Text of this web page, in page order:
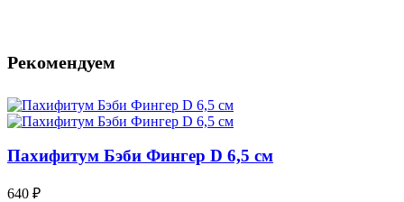
Рекомендуем
Пахифитум Бэби Фингер D 6,5 см
640 ₽